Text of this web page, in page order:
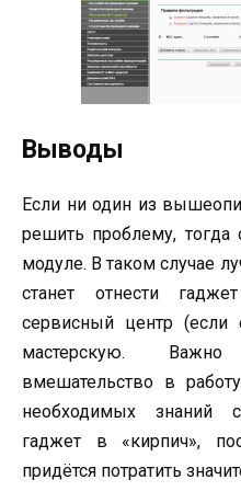
Выводы
Если ни один из
решить проблему,
модуле. В таком случае
станет отнести
сервисный центр (если
мастерскую.
вмешательство в
необходимых знаний
гаджет в «кирпич»,
придётся потратить